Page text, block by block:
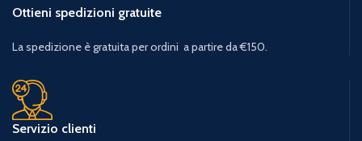
Ottieni spedizioni gratuite
La spedizione è gratuita per ordini a partire da €150.
Servizio clienti